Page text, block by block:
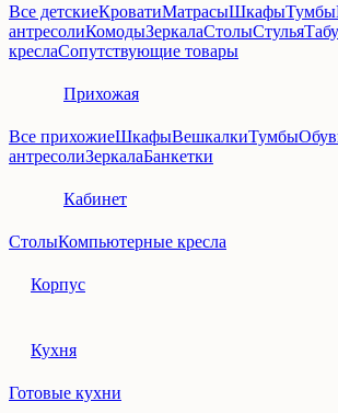
Все детскиеКроватиМатрасыШкафыТумбы
антресолиКомодыЗеркалаСтолыСтулья
креслаСопутствующие товары
Прихожая
Все прихожиеШкафыВешкалкиТумбы
антресолиЗеркалаБанкетки
Кабинет
СтолыКомпьютерные кресла
Корпус
Кухня
Готовые кухни